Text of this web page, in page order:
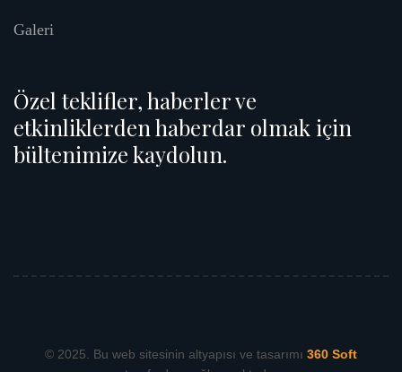
Galeri
Özel teklifler, haberler ve
etkinliklerden haberdar olmak için
bültenimize kaydolun.
© 2025. Bu web sitesinin altyapısı ve tasarımı 360 Soft